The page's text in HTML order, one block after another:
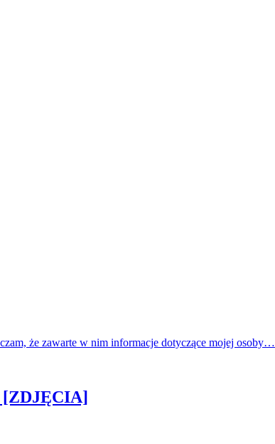
że zawarte w nim informacje dotyczące mojej osoby…
[ZDJĘCIA]